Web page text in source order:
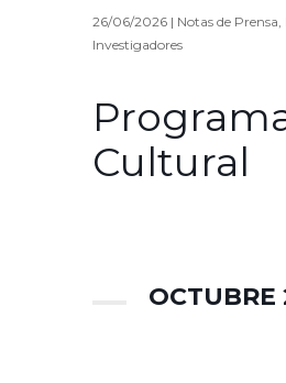
26/06/2026 | Notas de Prensa,
Investigadores
Cultural
OCTUBRE